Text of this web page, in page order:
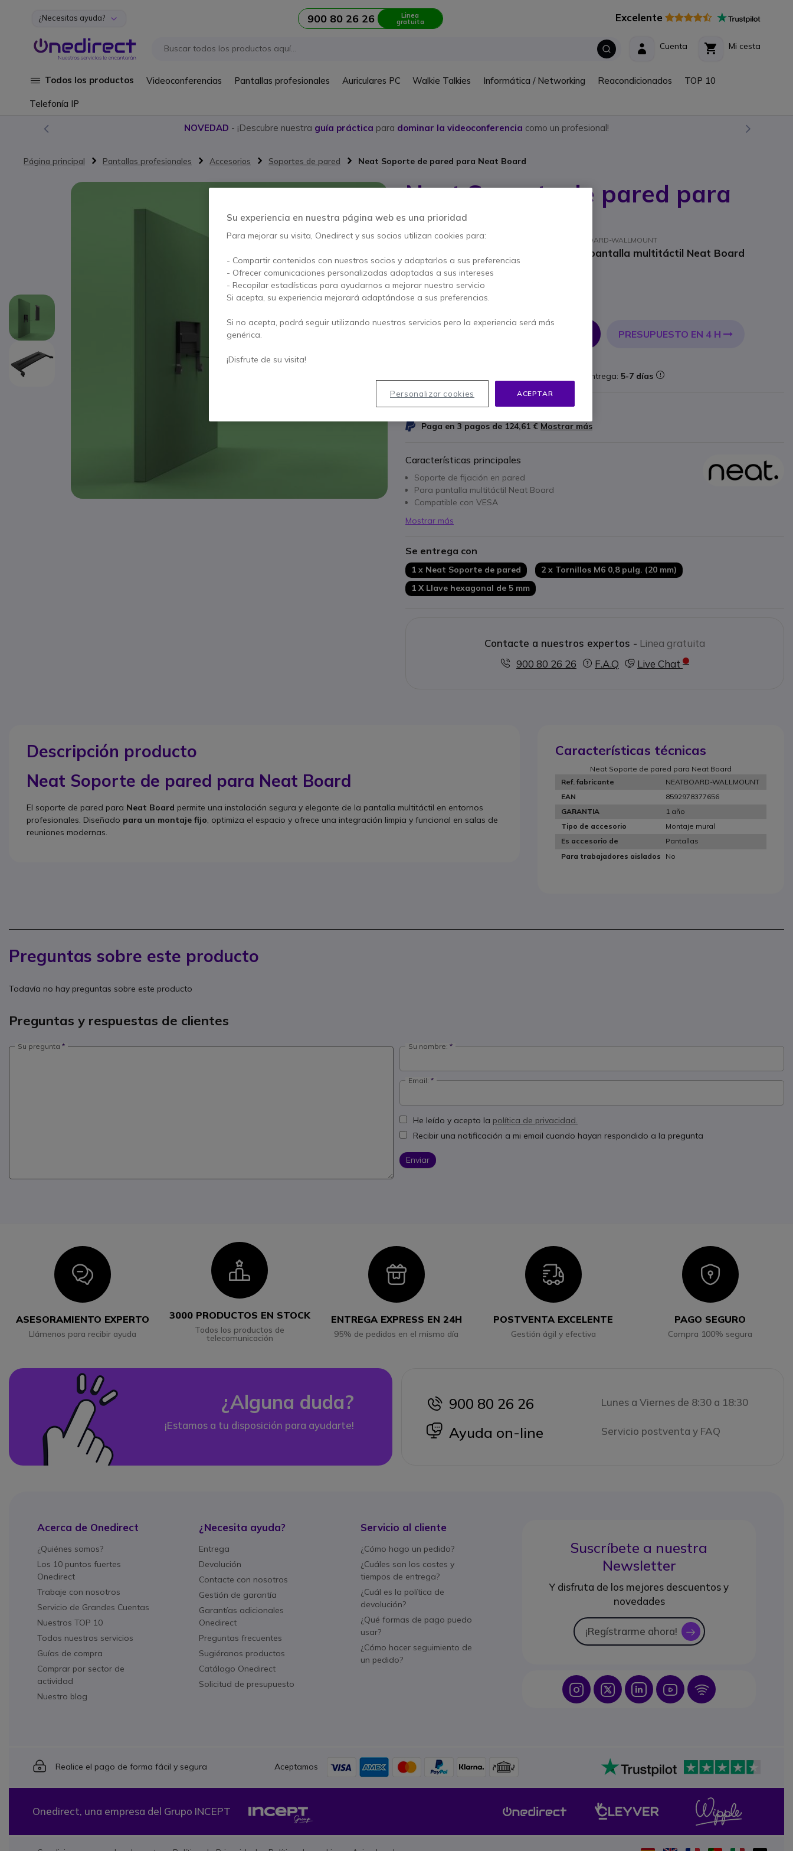
Ir al contenido
¿Necesitas ayuda? 900 80 26 26 Linea
gratuita Excelente
Mi cesta
Cuenta
Todos los productos Videoconferencias Pantallas profesionales Auriculares PC Walkie Talkies Informática / Networking Reacondicionados TOP 10
Telefonía IP
NOVEDAD - ¡Descubre nuestra guía práctica para dominar la videoconferencia como un profesional!
Página principal Pantallas profesionales Accesorios Soportes de pared Neat Soporte de pared para Neat Board
Neat Soporte de pared para
Neat Board
Ref. del producto: NEATWALL // Ref. fabricante: NEATBOARD-WALLMOUNT
Soporte de fijación en pared para la pantalla multitáctil Neat Board
AHORRA 36,00 €
344,95 €
308,95 €
Cantidad
PRESUPUESTO EN 4 H
Entrega: 5-7 días
1 año de garantíadel fabricante
Paga en 3 pagos de 124,61 € Mostrar más
Características principales
Soporte de fijación en pared
Para pantalla multitáctil Neat Board
Compatible con VESA
Mostrar más
Se entrega con
1 x Neat Soporte de pared
2 x Tornillos M6 0,8 pulg. (20 mm)
1 X Llave hexagonal de 5 mm
Contacte a nuestros expertos - Linea gratuita
900 80 26 26
F.A.Q Live Chat
Saltar al final de la galería de imágenes
Descripción producto
Neat Soporte de pared para Neat Board
El soporte de pared para Neat Board permite una instalación segura y elegante de la pantalla multitáctil en entornos
profesionales. Diseñado para un montaje fijo, optimiza el espacio y ofrece una integración limpia y funcional en salas de
reuniones modernas.
Características técnicas
Neat Soporte de pared para Neat Board
Ref. fabricante
NEATBOARD-WALLMOUNT
EAN
8592978377656
GARANTIA
1 año
Tipo de accesorio
Montaje mural
Es accesorio de
Pantallas
Para trabajadores aislados
No
Preguntas sobre este producto
Todavía no hay preguntas sobre este producto
Preguntas y respuestas de clientes
Su pregunta Su nombre:
Email:
He leído y acepto la política de privacidad.
Recibir una notificación a mi email cuando hayan respondido a la pregunta
Enviar
Icon
ASESORAMIENTO EXPERTO
Llámenos para recibir ayuda
Icon
3000 PRODUCTOS EN STOCK
Todos los productos de
telecomunicación
Icon
ENTREGA EXPRESS EN 24H
95% de pedidos en el mismo día
Icon
POSTVENTA EXCELENTE
Gestión ágil y efectiva
Icon
PAGO SEGURO
Compra 100% segura
¿Alguna duda?
¡Estamos a tu disposición para ayudarte!
icon
900 80 26 26 Lunes a Viernes de 8:30 a 18:30
icon
Ayuda on-line Servicio postventa y FAQ
Acerca de Onedirect
¿Quiénes somos?
Los 10 puntos fuertes
Onedirect
Trabaje con nosotros
Servicio de Grandes Cuentas
Nuestros TOP 10
Todos nuestros servicios
Guías de compra
Comprar por sector de
actividad
Nuestro blog
¿Necesita ayuda?
Entrega
Devolución
Contacte con nosotros
Gestión de garantía
Garantías adicionales
Onedirect
Preguntas frecuentes
Sugiéranos productos
Catálogo Onedirect
Solicitud de presupuesto
Servicio al cliente
¿Cómo hago un pedido?
¿Cuáles son los costes y
tiempos de entrega?
¿Cuál es la política de
devolución?
¿Qué formas de pago puedo
usar?
¿Cómo hacer seguimiento de
un pedido?
Suscríbete a nuestra
Newsletter
Y disfruta de los mejores descuentos y
novedades
¡Regístrarme ahora! icon
Icon IconIcon Icon Icon
Icon
Realice el pago de forma fácil y segura Aceptamos
Onedirect, una empresa del Grupo INCEPT
Su experiencia en nuestra página web es una prioridad
Para mejorar su visita, Onedirect y sus socios utilizan cookies para:
- Compartir contenidos con nuestros socios y adaptarlos a sus preferencias
- Ofrecer comunicaciones personalizadas adaptadas a sus intereses
- Recopilar estadísticas para ayudarnos a mejorar nuestro servicio
Si acepta, su experiencia mejorará adaptándose a sus preferencias.
Si no acepta, podrá seguir utilizando nuestros servicios pero la experiencia será más
genérica.
¡Disfrute de su visita!
ACEPTAR
Personalizar cookies